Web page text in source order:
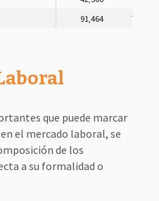
91,464 78,362
que puede marcar
el mercado laboral, se
de los
a su formalidad o